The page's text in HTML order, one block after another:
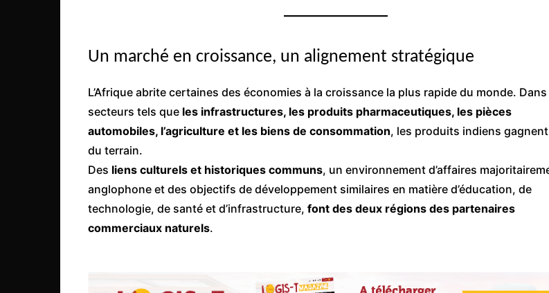
Mauritanie
Mozambique
Namibie
Nigeria
Ouganda
Rwanda
Tchad
Un marché en croissance, un alignement stratégique
L’Afrique abrite certaines des économies à la croissance la plus rapide du monde. Dans
secteurs tels que les infrastructures, les produits pharmaceutiques, les pièces
automobiles, l’agriculture et les biens de consommation, les produits indiens
du terrain.
Des liens culturels et historiques communs, un environnement d’affaires
anglophone et des objectifs de développement similaires en matière d’éducation, de
technologie, de santé et d’infrastructure, font des deux régions des partenaires
commerciaux naturels.